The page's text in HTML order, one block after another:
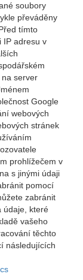
soubory
převáděny
tímto
IP adresu v
server
Google
webových
stránek
prohlížečem v
s jinými údaji
pomocí
zabránit
údaje, které
vašeho
těchto
následujících